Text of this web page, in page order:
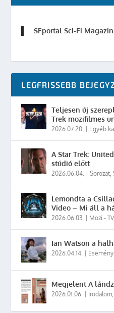
SFportal Sci-Fi Magazin
LEGFRISSEBB
Teljesen új
Trek mozifilmes
2026.07.20. Egyéb
A Star Trek:
stúdió előtt
2026.06.04. |Sorozat,
Lemondta a
Video – Mi áll a
2026.06.03. Mozi - TV
Ian Watson a
2026.04.14.
Megjelent A
2026.01.06. Irodalom